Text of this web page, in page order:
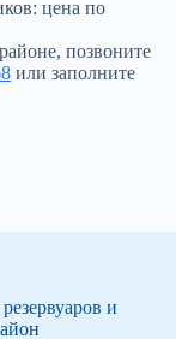
цена по
позвоните
или заполните
и